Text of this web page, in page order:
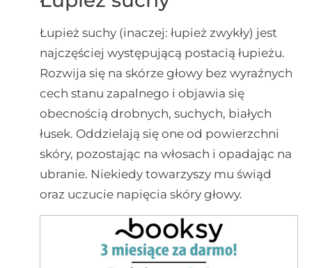
Łupież suchy (inaczej: łupież zwykły) jest
najczęściej występującą postacią łupieżu.
Rozwija się na skórze głowy bez wyraźnych
cech stanu zapalnego i objawia się
obecnością drobnych, suchych, białych
łusek. Oddzielają się one od powierzchni
skóry, pozostając na włosach i opadając na
ubranie. Niekiedy towarzyszy mu świąd
oraz uczucie napięcia skóry głowy.